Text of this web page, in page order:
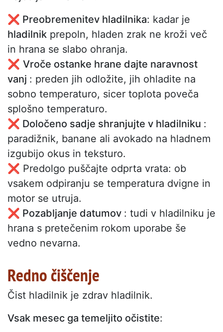
❌ Preobremenitev hladilnika: kadar je
hladilnik prepoln, hladen zrak ne kroži več
in hrana se slabo ohranja.
❌ Vroče ostanke hrane dajte naravnost
vanj : preden jih odložite, jih ohladite na
sobno temperaturo, sicer toplota poveča
splošno temperaturo.
❌ Določeno sadje shranjujte v hladilniku :
paradižnik, banane ali avokado na hladnem
izgubijo okus in teksturo.
❌ Predolgo puščajte odprta vrata: ob
vsakem odpiranju se temperatura dvigne in
motor se utruja.
❌ Pozabljanje datumov : tudi v hladilniku je
hrana s pretečenim rokom uporabe še
vedno nevarna.
Redno čiščenje
Čist hladilnik je zdrav hladilnik.
Vsak mesec ga temeljito očistite: